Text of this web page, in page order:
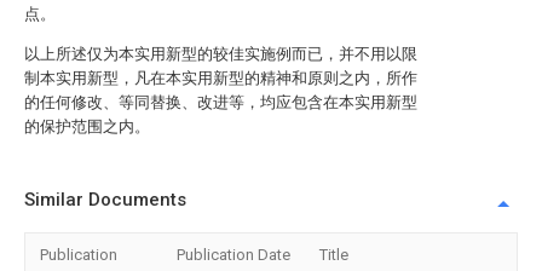
点。
以上所述仅为本实用新型的较佳实施例而已，并不用以限
制本实用新型，凡在本实用新型的精神和原则之内，所作
的任何修改、等同替换、改进等，均应包含在本实用新型
的保护范围之内。
Similar Documents
Publication Publication Date Title